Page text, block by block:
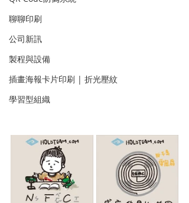
聊聊印刷
公司新訊
製程與設備
插畫海報卡片印刷 | 折光壓紋
學習型組織